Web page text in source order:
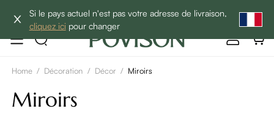
Si le pays actuel n'est pas votre adresse de livraison,
cliquez ici pour changer
10% de réduction sur 2 articles→
Home / Décoration / Décor / Miroirs
Miroirs